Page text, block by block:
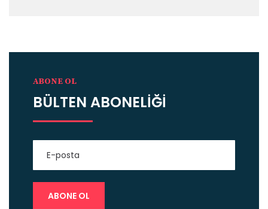
ABONE OL
BÜLTEN ABONELİĞİ